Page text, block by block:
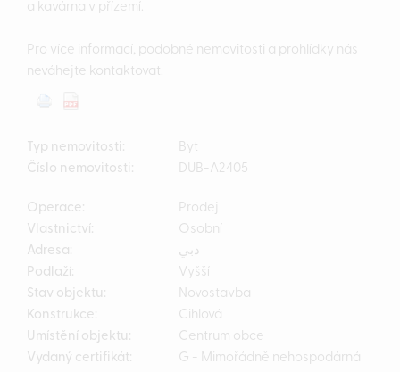
a kavárna v přízemí.
Pro více informací, podobné nemovitosti a prohlídky nás
neváhejte kontaktovat.
Typ nemovitosti:
Byt
Číslo nemovitosti:
DUB-A2405
Operace:
Prodej
Vlastnictví:
Osobní
Adresa:
دبي
Podlaží:
Vyšší
Stav objektu:
Novostavba
Konstrukce:
Cihlová
Umístění objektu:
Centrum obce
Vydaný certifikát:
G - Mimořádně nehospodárná